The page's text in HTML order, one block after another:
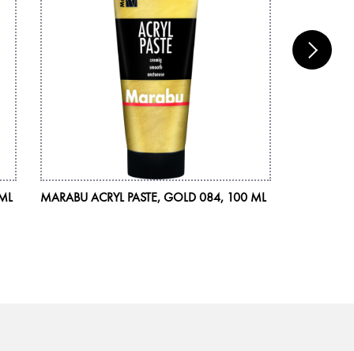
MARABU ACRYL PASTE, GOLD 084, 100 ML